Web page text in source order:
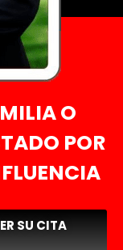
O
POR
SU CITA